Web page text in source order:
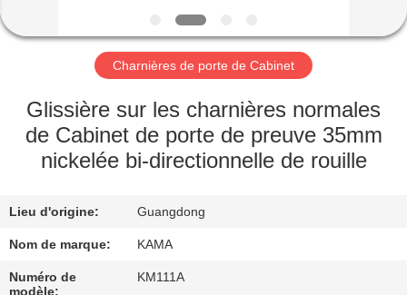
DE
NOUS
VISITE
D'USINE
DE
QUALITÉ
Charnières de porte de Cabinet
Glissière sur les charnières normales
de Cabinet de porte de preuve 35mm
nickelée bi-directionnelle de rouille
Lieu d'origine: Guangdong
Nom de marque: KAMA
Numéro de
modèle:
KM111A